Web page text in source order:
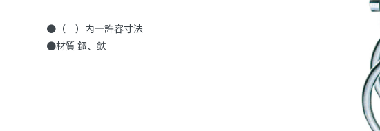
●（ ）内—許容寸法
●材質 鋼、鉄